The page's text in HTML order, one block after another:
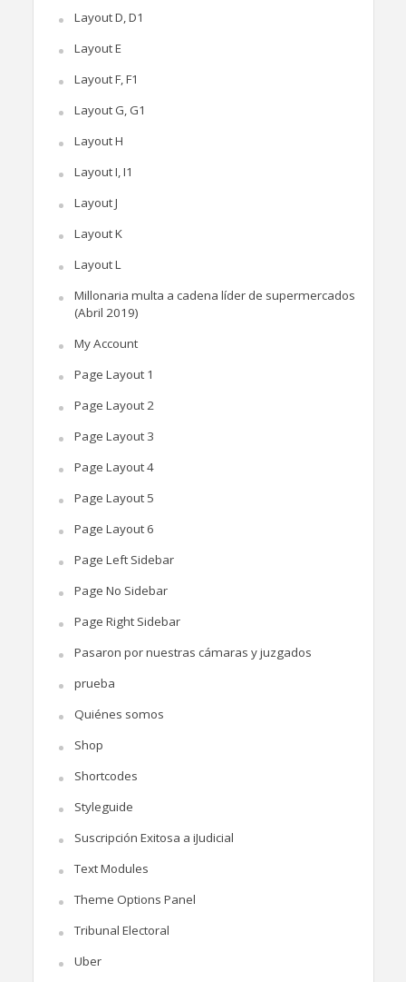
Layout D, D1
Layout E
Layout F, F1
Layout G, G1
Layout H
Layout I, I1
Layout J
Layout K
Layout L
Millonaria multa a cadena líder de supermercados
(Abril 2019)
My Account
Page Layout 1
Page Layout 2
Page Layout 3
Page Layout 4
Page Layout 5
Page Layout 6
Page Left Sidebar
Page No Sidebar
Page Right Sidebar
Pasaron por nuestras cámaras y juzgados
prueba
Quiénes somos
Shop
Shortcodes
Styleguide
Suscripción Exitosa a iJudicial
Text Modules
Theme Options Panel
Tribunal Electoral
Uber